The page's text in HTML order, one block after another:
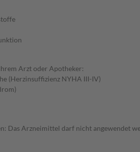
Arzt oder Apotheker:
(Herzinsuffizienz NYHA III-IV)
Das Arzneimittel darf nicht angewendet